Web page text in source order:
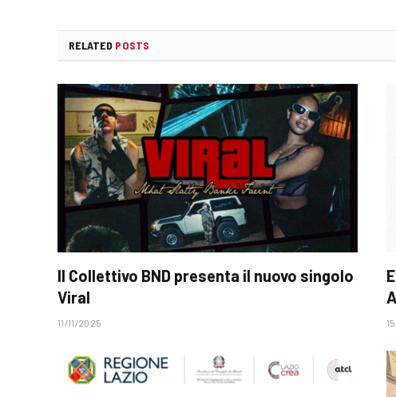
RELATED POSTS
Il Collettivo BND presenta il nuovo singolo
Viral
11/11/2025